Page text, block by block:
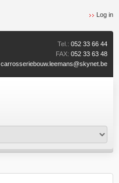
Log in
Tel.: 052 33 66 44
FAX: 052 33 63 48
carrosseriebouw.leemans@skynet.be